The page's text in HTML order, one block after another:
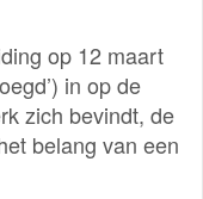
op 12 maart
in op de
zich bevindt, de
belang van een